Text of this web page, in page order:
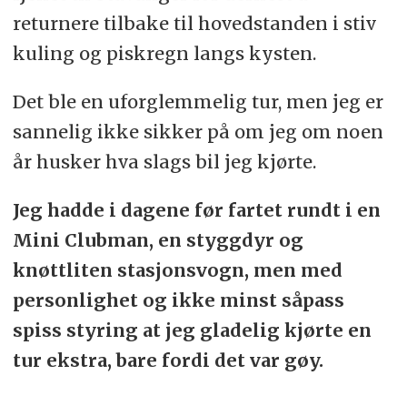
returnere tilbake til hovedstanden i stiv
kuling og piskregn langs kysten.
Det ble en uforglemmelig tur, men jeg er
sannelig ikke sikker på om jeg om noen
år husker hva slags bil jeg kjørte.
Jeg hadde i dagene før fartet rundt i en
Mini Clubman, en styggdyr og
knøttliten stasjonsvogn, men med
personlighet og ikke minst såpass
spiss styring at jeg gladelig kjørte en
tur ekstra, bare fordi det var gøy.